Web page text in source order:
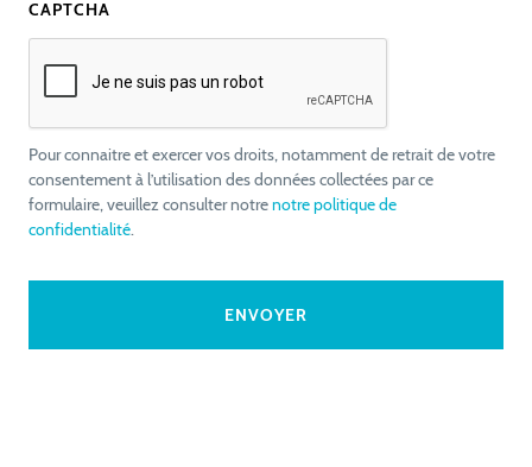
CAPTCHA
Pour connaitre et exercer vos droits, notamment de retrait de votre
consentement à l’utilisation des données collectées par ce
formulaire, veuillez consulter notrenotre politique de
confidentialité.